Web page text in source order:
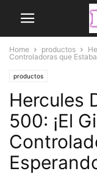
Home productos
Controladoras que
productos
Hercules
500: ¡El